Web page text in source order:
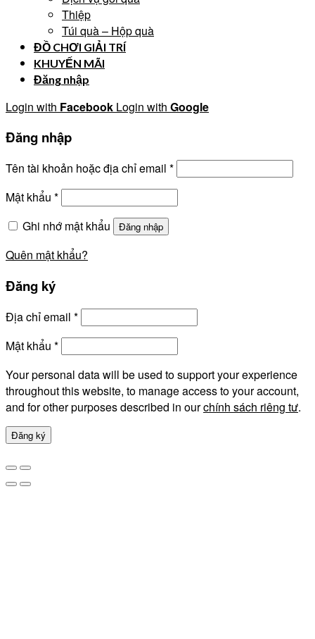
Thiệp
Túi quà – Hộp quà
ĐỒ CHƠI GIẢI TRÍ
KHUYẾN MÃI
Đăng nhập
Login with Facebook Login with Google
Đăng nhập
Tên tài khoản hoặc địa chỉ email *
Mật khẩu *
Ghi nhớ mật khẩu
Đăng nhập
Quên mật khẩu?
Đăng ký
Địa chỉ email *
Mật khẩu *
Your personal data will be used to support your experience
throughout this website, to manage access to your account,
and for other purposes described in ourchính sách riêng tư.
Đăng ký